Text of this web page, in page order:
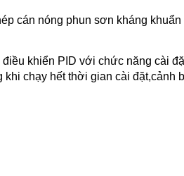
cán nóng phun sơn kháng
khiển PID với chức năng cài
chạy hết thời gian cài đặt,cảnh